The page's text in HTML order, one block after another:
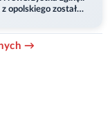
opolskiego został
→